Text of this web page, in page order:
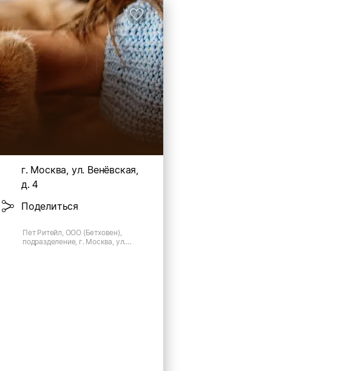
г. Москва, ул. Венёвская,
д. 4
Поделиться
Пет Ритейл, ООО (Бетховен),
подразделение, г. Москва, ул.